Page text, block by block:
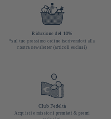
Riduzione del 10%
*sul tuo prossimo ordine iscrivendoti alla
nostra newsletter (articoli esclusi)
Club Fedeltà
Acquisti e missioni premiati & premi